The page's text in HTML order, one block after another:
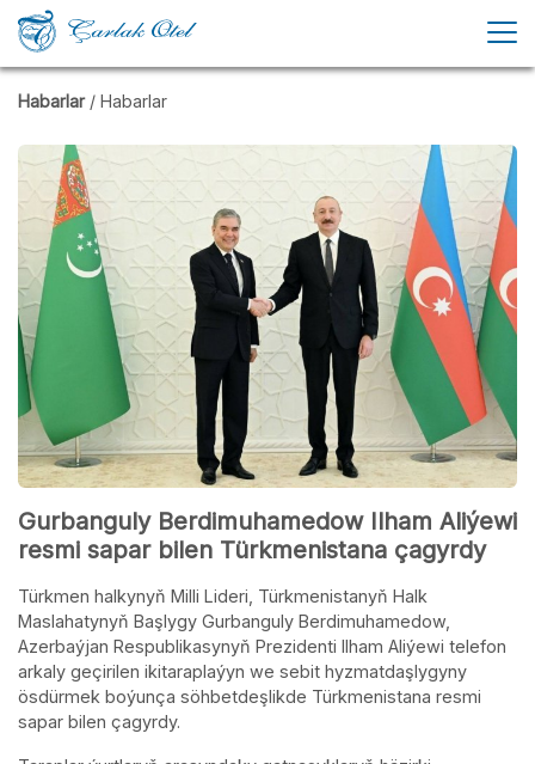
Habarlar / Habarlar
Gurbanguly Berdimuhamedow Ilham Aliýewi
resmi sapar bilen Türkmenistana çagyrdy
Türkmen halkynyň Milli Lideri, Türkmenistanyň Halk
Maslahatynyň Başlygy Gurbanguly Berdimuhamedow,
Azerbaýjan Respublikasynyň Prezidenti Ilham Aliýewi telefon
arkaly geçirilen ikitaraplaýyn we sebit hyzmatdaşlygyny
ösdürmek boýunça söhbetdeşlikde Türkmenistana resmi
sapar bilen çagyrdy.